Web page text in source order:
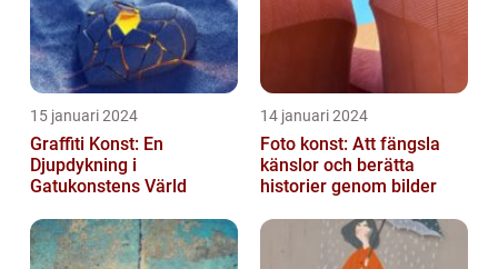
15 januari 2024
Graffiti Konst: En
Djupdykning i
Gatukonstens Värld
14 januari 2024
Foto konst: Att fängsla
känslor och berätta
historier genom bilder